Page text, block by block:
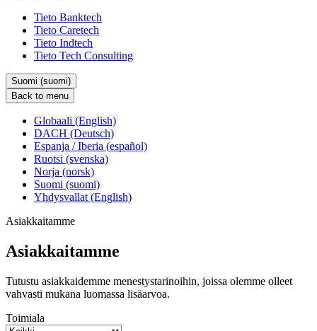
Tieto Banktech
Tieto Caretech
Tieto Indtech
Tieto Tech Consulting
Suomi (suomi)
Back to menu
Globaali (English)
DACH (Deutsch)
Espanja / Iberia (español)
Ruotsi (svenska)
Norja (norsk)
Suomi (suomi)
Yhdysvallat (English)
Asiakkaitamme
Asiakkaitamme
Tutustu asiakkaidemme menestystarinoihin, joissa olemme olleet
vahvasti mukana luomassa lisäarvoa.
Toimiala